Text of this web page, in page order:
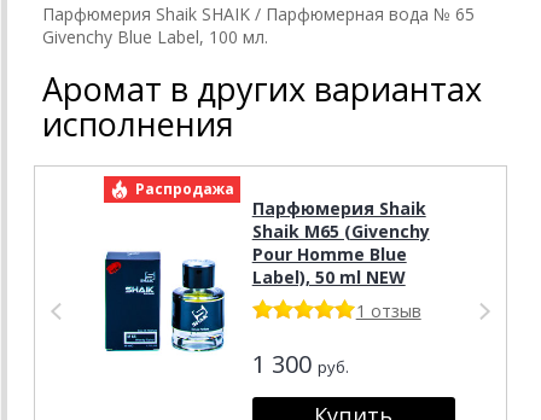
Парфюмерия Shaik SHAIK / Парфюмерная вода № 65
Givenchy Blue Label, 100 мл.
Аромат в других вариантах
исполнения
Распродажа
Парфюмерия Shaik
Shaik M65 (Givenchy
Pour Homme Blue
Label), 50 ml NEW
1 отзыв
1 300 руб.